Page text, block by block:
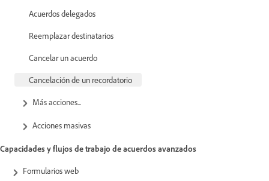
Acuerdos delegados
Reemplazar destinatarios
Cancelar un acuerdo
Cancelación de un recordatorio
Más acciones...
Acciones masivas
Capacidades y flujos de trabajo de acuerdos avanzados
Formularios web